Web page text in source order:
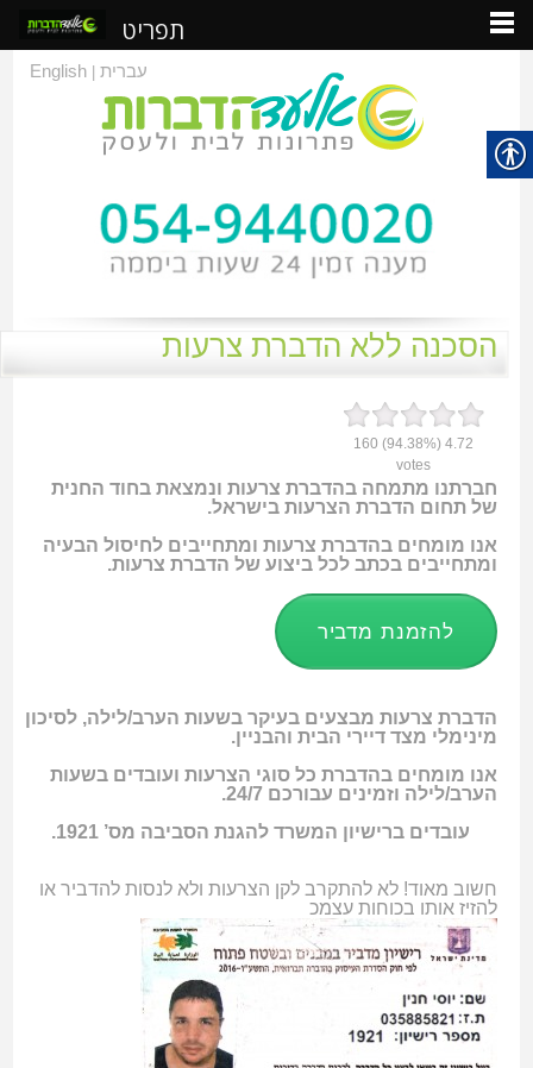
עברית|
English
הסכנה ללא הדברת צרעות
4.72
(94.38%)
160
votes
חברתנו מתמחה בהדברת צרעות ונמצאת בחוד החנית
של תחום הדברת הצרעות בישראל.
אנו מומחים בהדברת צרעות ומתחייבים לחיסול הבעיה
ומתחייבים בכתב לכל ביצוע של הדברת צרעות.
להזמנת מדביר
הדברת צרעות מבצעים בעיקר בשעות הערב/לילה, לסיכון
מינימלי מצד דיירי הבית והבניין.
אנו מומחים בהדברת כל סוגי הצרעות ועובדים בשעות
הערב/לילה וזמינים עבורכם 24/7.
עובדים ברישיון המשרד להגנת הסביבה מס’ 1921.
חשוב מאוד! לא להתקרב לקן הצרעות ולא לנסות להדביר או
להזיז אותו בכוחות עצמכ
תפריט